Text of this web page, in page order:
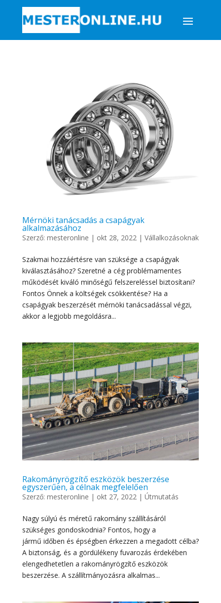
Mérnöki tanácsadás a csapágyak
alkalmazásához
Szerző: mesteronline | okt 28, 2022 | Vállalkozásoknak
Szakmai hozzáértésre van szüksége a csapágyak
kiválasztásához? Szeretné a cég problémamentes
működését kiváló minőségű felszereléssel biztosítani?
Fontos Önnek a költségek csökkentése? Ha a
csapágyak beszerzését mérnöki tanácsadással végzi,
akkor a legjobb megoldásra...
Rakományrögzítő eszközök beszerzése
egyszerűen, a célnak megfelelően
Szerző: mesteronline | okt 27, 2022| Útmutatás
Nagy súlyú és méretű rakomány szállításáról
szükséges gondoskodnia? Fontos, hogy a
jármű időben és épségben érkezzen a megadott célba?
A biztonság, és a gördülékeny fuvarozás érdekében
elengedhetetlen a rakományrögzítő eszközök
beszerzése. A szállítmányozásra alkalmas...